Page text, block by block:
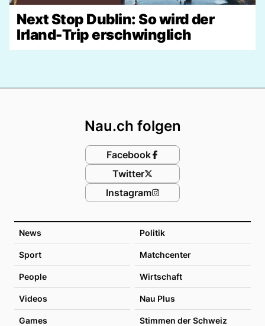
Next Stop Dublin: So wird der
Irland-Trip erschwinglich
News Politik
Sport Matchcenter
People Wirtschaft
Videos Nau Plus
Games Stimmen der Schweiz
Nau.ch folgen
Facebook
Twitter
Instagram